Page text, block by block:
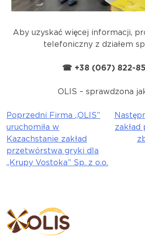
Aby uzyskać więcej informacji,
telefoniczny z działem
☎ +38 (067) 822-
OLIS – sprawdzona
Nawigacja
wpisu
Poprzedni Firma „OLIS”
uruchomiła w
Kazachstanie zakład
przetwórstwa gryki dla
„Krupy Vostoka” Sp. z o.o.
zakład